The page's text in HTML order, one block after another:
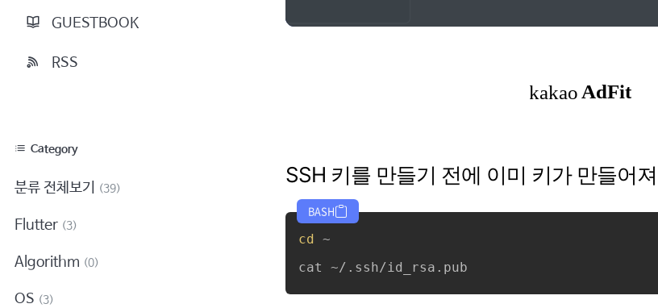
GUESTBOOK
RSS
Category
분류 전체보기 (39)
Flutter (3)
Algorithm (0)
OS (3)
SSH 키를 만들기 전에 이미 키가 만들어
cd ~
cat ~/.ssh/id_rsa.pub
BASH